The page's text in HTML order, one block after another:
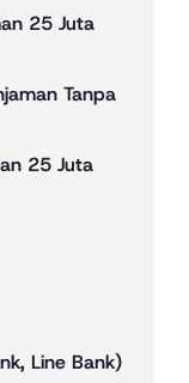
25 Juta
Tanpa
25 Juta
Line Bank)